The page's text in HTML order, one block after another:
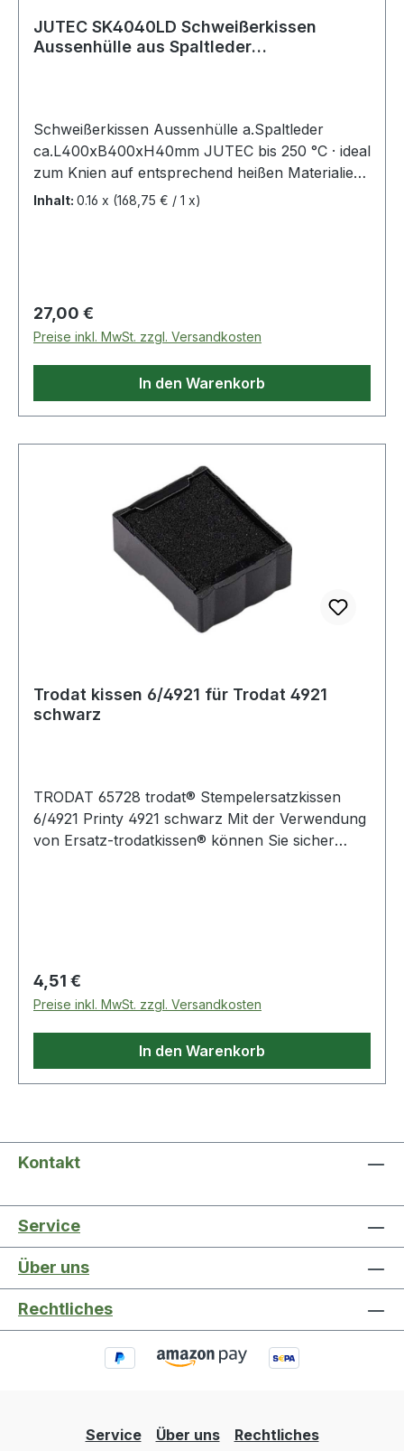
JUTEC SK4040LD Schweißerkissen
Aussenhülle aus Spaltleder
Schweißerkissen Aussenhülle a.Spaltleder
ca.L400xB400xH40mm JUTEC bis 250 °C · ideal
zum Knien auf entsprechend heißen Materialien ·
Isolation besteht aus schwer entflammbarem
Inhalt: 0.16 x (168,75 € / 1 x)
Regulärer Preis:
27,00 €
Preise inkl. MwSt. zzgl. Versandkosten
In den Warenkorb
Trodat kissen 6/4921 für Trodat 4921
schwarz
TRODAT 65728 trodat® Stempelersatzkissen
6/4921 Printy 4921 schwarz Mit der Verwendung
von Ersatz-trodatkissen® können Sie sicher
Regulärer Preis:
4,51 €
Preise inkl. MwSt. zzgl. Versandkosten
In den Warenkorb
Kontakt
Service
Über uns
Rechtliches
Service Über uns Rechtliches